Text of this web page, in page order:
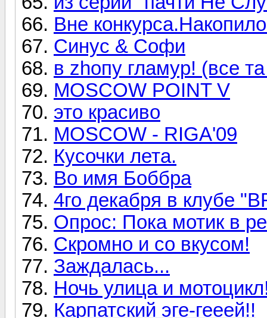
Вне
Синус & Софи
в zhопу гламур! (все
MOSCOW POINT V
это красиво
MOSCOW - RIGA'09
Кусочки лета.
Во имя Боббра
4го декабря в клубе
Опрос: Пока мотик в
Скромно и со вкусом!
Заждалась...
Ночь улица и
Карпатский эге-гееей!!